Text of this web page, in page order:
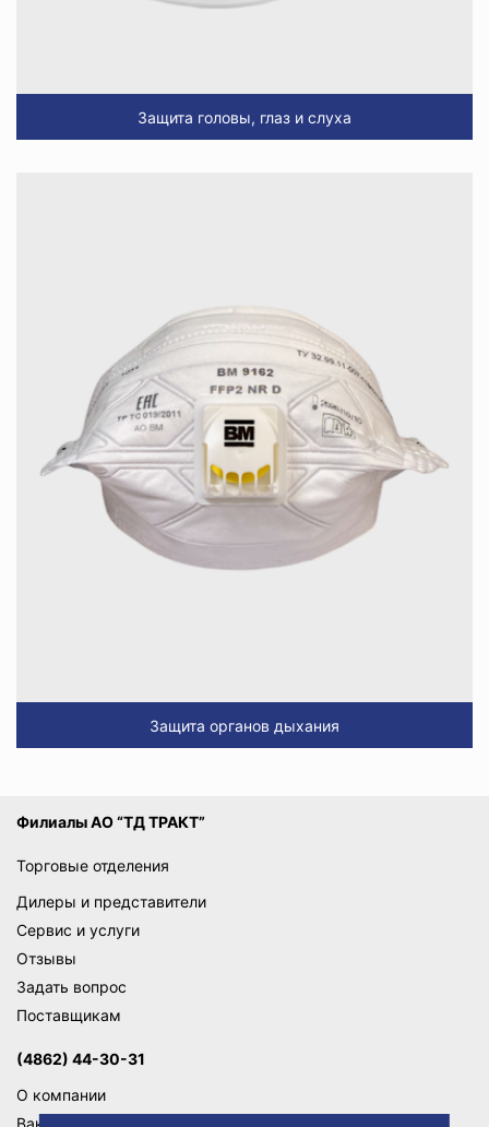
Защита головы, глаз и слуха
Защита органов дыхания
Филиалы АО “ТД ТРАКТ”
Торговые отделения
Дилеры и представители
Сервис и услуги
Отзывы
Задать вопрос
Поставщикам
(4862) 44-30-31
О компании